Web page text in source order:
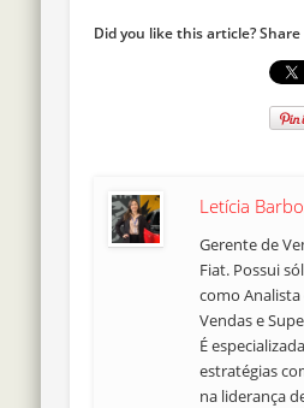
Did you like this article?
Letícia
Gerente de
Fiat. Possui
como
Vendas e
É
estratégias
na liderança